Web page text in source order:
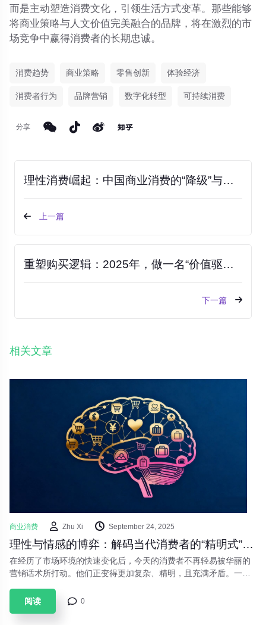
而是主动塑造消费文化，引领生活方式变革。那些能够
将商业策略与人文价值完美融合的品牌，将在激烈的市
场竞争中赢得消费者的长期忠诚。
消费趋势 商业策略 零售创新 体验经济
消费者行为 品牌营销 数字化转型 可持续消费
分享
理性消费崛起：中国商业消费的“降级”与升级之道
上一篇
重塑购买逻辑：2025年，做一名“价值驱动型”消费者
下一篇
相关文章
商业消费 Zhu Xi September 24, 2025
理性与情感的博弈：解码当代消费者的“精明式”消费新趋势
在经历了市场环境的快速变化后，今天的消费者不再轻易被华丽的
营销话术所打动。他们正变得更加复杂、精明，且充满矛盾。一种
量。这并非简单的“消费降级”或“升级”，而是一场理性与情感的精准
博弈。
阅读 0